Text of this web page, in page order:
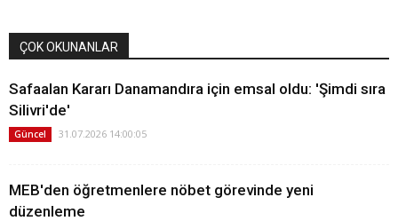
ÇOK OKUNANLAR
Safaalan Kararı Danamandıra için emsal oldu: 'Şimdi sıra
Silivri'de'
Güncel 31.07.2026 14:00:05
MEB'den öğretmenlere nöbet görevinde yeni
düzenleme